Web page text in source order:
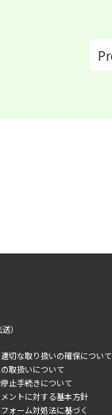
）
切な取り扱いの確保につい
取扱いについて
止手続きについて
ントに対する基本方針
ォーム対処法に基づく